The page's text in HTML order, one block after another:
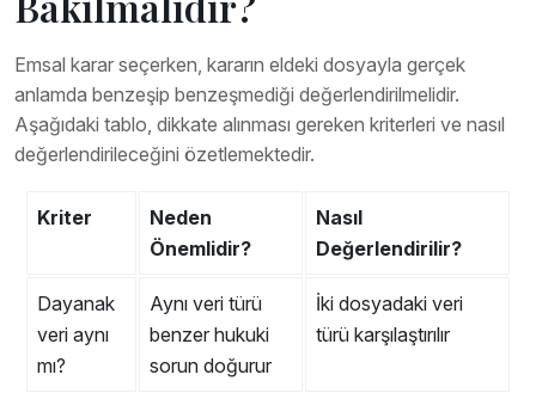
Emsal karar seçerken, kararın eldeki dosyayla gerçek
anlamda benzeşip benzeşmediği değerlendirilmelidir.
Aşağıdaki tablo, dikkate alınması gereken kriterleri ve nasıl
değerlendirileceğini özetlemektedir.
Kriter
Neden
Önemlidir?
Nasıl
Değerlendirilir?
Dayanak
veri aynı
mı?
Aynı veri türü
benzer hukuki
sorun doğurur
İki dosyadaki veri
türü karşılaştırılır